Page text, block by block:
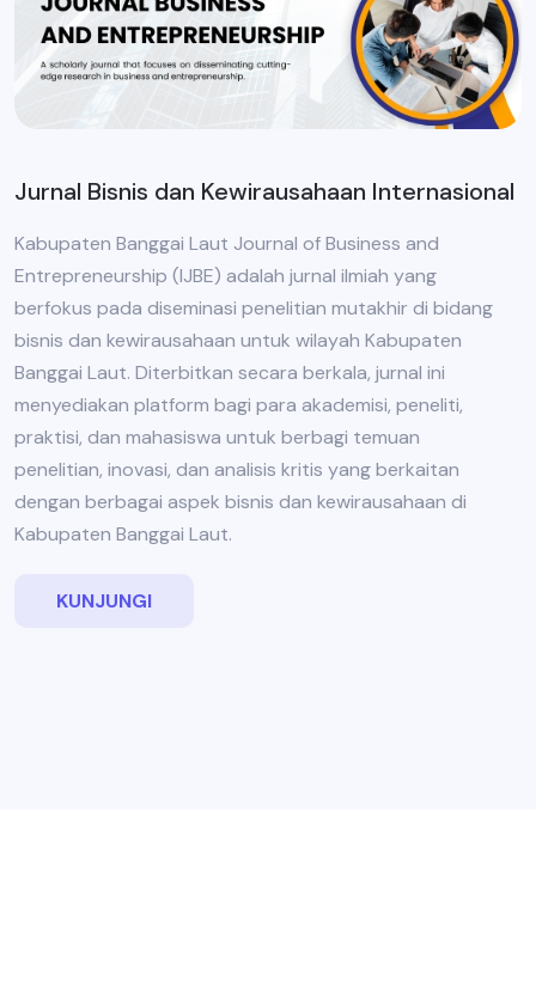
Jurnal Bisnis dan Kewirausahaan Internasional
Kabupaten Banggai Laut Journal of Business and
Entrepreneurship (IJBE) adalah jurnal ilmiah yang
berfokus pada diseminasi penelitian mutakhir di bidang
bisnis dan kewirausahaan untuk wilayah Kabupaten
Banggai Laut. Diterbitkan secara berkala, jurnal ini
menyediakan platform bagi para akademisi, peneliti,
praktisi, dan mahasiswa untuk berbagi temuan
penelitian, inovasi, dan analisis kritis yang berkaitan
dengan berbagai aspek bisnis dan kewirausahaan di
Kabupaten Banggai Laut.
KUNJUNGI